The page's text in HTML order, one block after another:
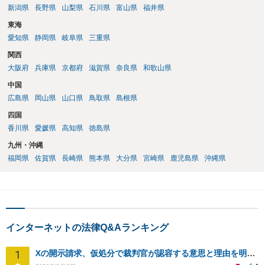
新潟県
長野県 山梨県 石川県 富山県 福井県
東海
愛知県
静岡県 岐阜県 三重県
関西
大阪府
兵庫県 京都府 滋賀県 奈良県 和歌山県
中国
広島県
岡山県 山口県 鳥取県 島根県
四国
香川県
愛媛県 高知県 徳島県
九州・沖縄
福岡県
佐賀県 長崎県 熊本県 大分県 宮崎県 鹿児島県 沖縄県
インターネットの法律Q&Aランキング
1 Xの開示請求、仮処分で裁判官が認容する意思と理由を明確化しても、相手側は争って引き延ばしますか